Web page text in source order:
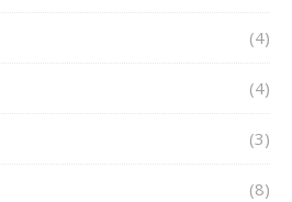
(4)
(4)
(3)
(8)